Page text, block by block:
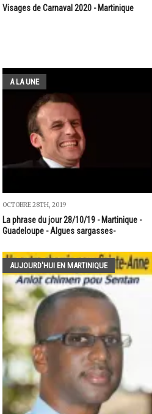
Visages de Carnaval 2020 - Martinique
A LA UNE
OCTOBRE 28TH, 2019
La phrase du jour 28/10/19 - Martinique -
Guadeloupe - Algues sargasses-
AUJOURD'HUI EN MARTINIQUE